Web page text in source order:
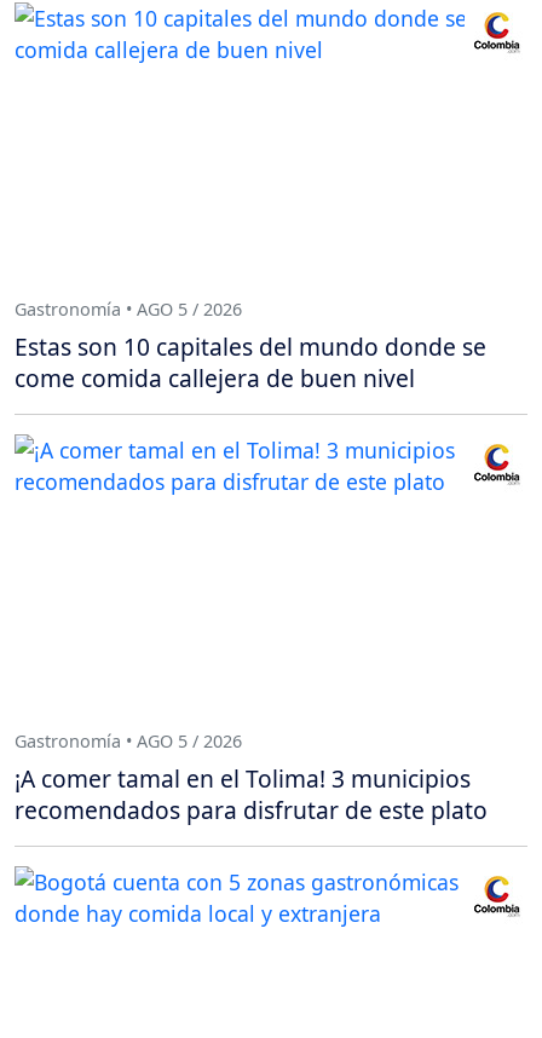
Gastronomía • AGO 5 / 2026
Estas son 10 capitales del mundo donde se
come comida callejera de buen nivel
Gastronomía • AGO 5 / 2026
¡A comer tamal en el Tolima! 3 municipios
recomendados para disfrutar de este plato